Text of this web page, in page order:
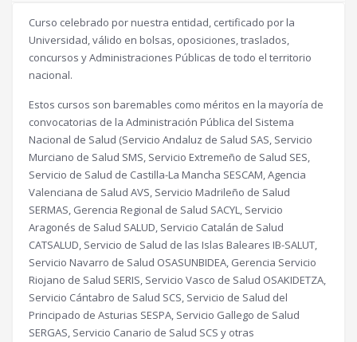
Curso celebrado por nuestra entidad, certificado por la
Universidad, válido en bolsas, oposiciones, traslados,
concursos y Administraciones Públicas de todo el territorio
nacional.
Estos cursos son baremables como méritos en la mayoría de
convocatorias de la Administración Pública del Sistema
Nacional de Salud (Servicio Andaluz de Salud SAS, Servicio
Murciano de Salud SMS, Servicio Extremeño de Salud SES,
Servicio de Salud de Castilla-La Mancha SESCAM, Agencia
Valenciana de Salud AVS, Servicio Madrileño de Salud
SERMAS, Gerencia Regional de Salud SACYL, Servicio
Aragonés de Salud SALUD, Servicio Catalán de Salud
CATSALUD, Servicio de Salud de las Islas Baleares IB-SALUT,
Servicio Navarro de Salud OSASUNBIDEA, Gerencia Servicio
Riojano de Salud SERIS, Servicio Vasco de Salud OSAKIDETZA,
Servicio Cántabro de Salud SCS, Servicio de Salud del
Principado de Asturias SESPA, Servicio Gallego de Salud
SERGAS, Servicio Canario de Salud SCS y otras